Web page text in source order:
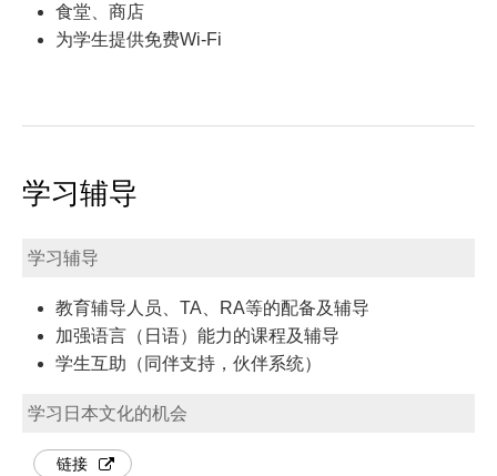
食堂、商店
为学生提供免费Wi-Fi
学习辅导
学习辅导
教育辅导人员、TA、RA等的配备及辅导
加强语言（日语）能力的课程及辅导
学生互助（同伴支持，伙伴系统）
学习日本文化的机会
链接